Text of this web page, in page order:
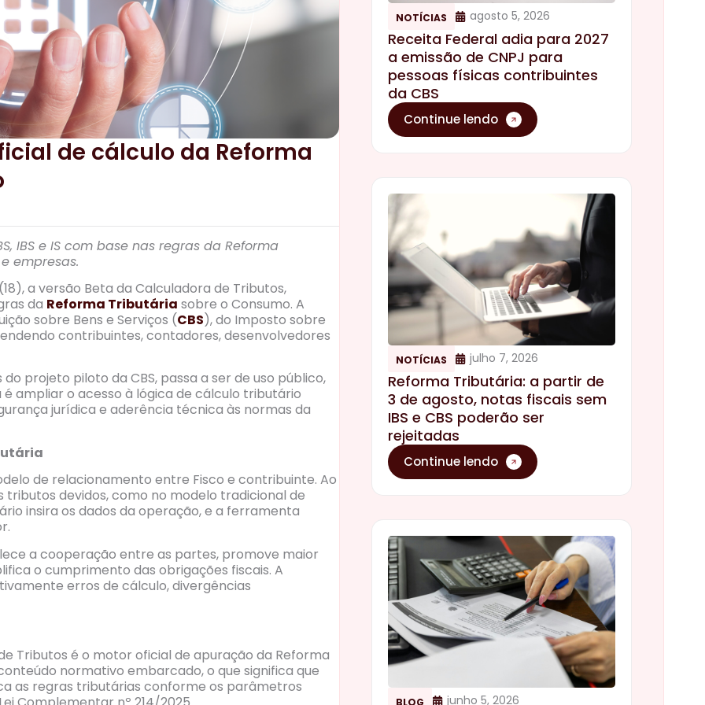
NOTÍCIAS agosto 5, 2026
Receita Federal adia para 2027
a emissão de CNPJ para
pessoas físicas contribuintes
da CBS
Continue lendo
NOTÍCIAS julho 7, 2026
Reforma Tributária: a partir de
3 de agosto, notas fiscais sem
IBS e CBS poderão ser
rejeitadas
Continue lendo
BLOG junho 5, 2026
de cálculo da Reforma
IBS e IS com base nas regras da Reforma
empresas.
a versão Beta da Calculadora de Tributos,
da Reforma Tributária sobre o Consumo. A
sobre Bens e Serviços (CBS), do Imposto sobre
contribuintes, contadores, desenvolvedores
projeto piloto da CBS, passa a ser de uso público,
ampliar o acesso à lógica de cálculo tributário
jurídica e aderência técnica às normas da
de relacionamento entre Fisco e contribuinte. Ao
devidos, como no modelo tradicional de
insira os dados da operação, e a ferramenta
a cooperação entre as partes, promove maior
o cumprimento das obrigações fiscais. A
erros de cálculo, divergências
Tributos é o motor oficial de apuração da Reforma
normativo embarcado, o que significa que
as regras tributárias conforme os parâmetros